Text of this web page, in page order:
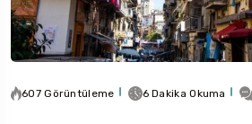
607 Görüntüleme 6 Dakika Okuma